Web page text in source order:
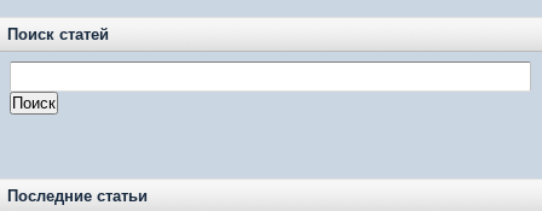
Поиск статей
Последние статьи